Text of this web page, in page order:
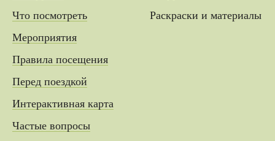
Что посмотреть
Мероприятия
Правила посещения
Перед поездкой
Интерактивная карта
Частые вопросы
Раскраски и материалы